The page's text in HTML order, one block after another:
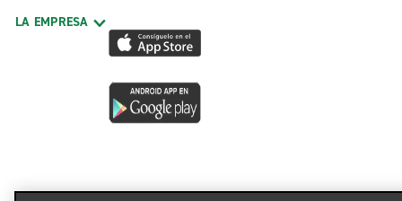
LA EMPRESA